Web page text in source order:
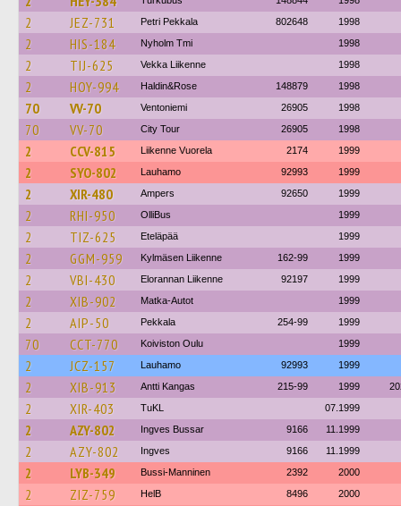
2 JEZ-731 Petri Pekkala 802648 1998
2 HIS-184 Nyholm Tmi 1998
2 TIJ-625 Vekka Liikenne 1998
2 HOY-994 Haldin&Rose 148879 1998
70 VV-70 Ventoniemi 26905 1998
70 VV-70 City Tour 26905 1998
2 CCV-815 Liikenne Vuorela 2174 1999
2 SYO-802 Lauhamo 92993 1999
2 XIR-480 Ampers 92650 1999
2 RHI-950 OlliBus 1999
2 TIZ-625 Eteläpää 1999
2 GGM-959 Kylmäsen Liikenne 162-99 1999
2 VBI-430 Elorannan Liikenne 92197 1999
2 XIB-902 Matka-Autot 1999
2 AIP-50 Pekkala 254-99 1999
70 CCT-770 Koiviston Oulu 1999
2 JCZ-157 Lauhamo 92993 1999
2 XIB-913 Antti Kangas 215-99 1999
2 XIR-403 TuKL 07.1999
2 AZY-802 Ingves Bussar 9166 11.1999
2 AZY-802 Ingves 9166 11.1999
2 LYB-349 Bussi-Manninen 2392 2000
2 ZIZ-759 HelB 8496 2000